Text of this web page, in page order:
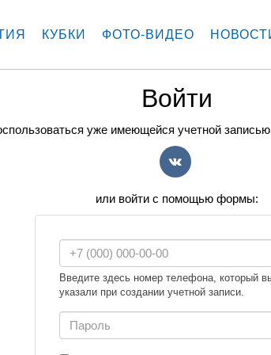
КУБКИ ФОТО-ВИДЕО
Войти
уже имеющейся учетной
или войти с помощью формы:
Введите здесь номер телефона, который
указали при создании учетной записи.